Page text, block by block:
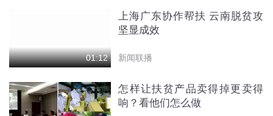
01:12
上海广东协作帮扶 云南脱贫攻
坚显成效
新闻联播
怎样让扶贫产品卖得掉更卖得
响？看他们怎么做